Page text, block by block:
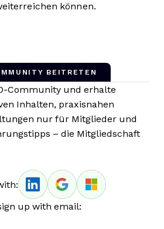
können.
BEITRETEN
Community und erhalte
Inhalten, praxisnahen
nur für Mitglieder und
– die Mitgliedschaft
up with email: